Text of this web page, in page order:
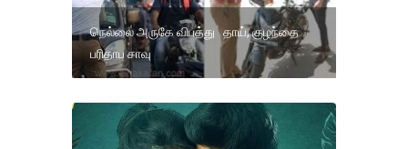
நெல்லை அருகே விபத்து தாய், குழந்தை
பரிதாப சாவு